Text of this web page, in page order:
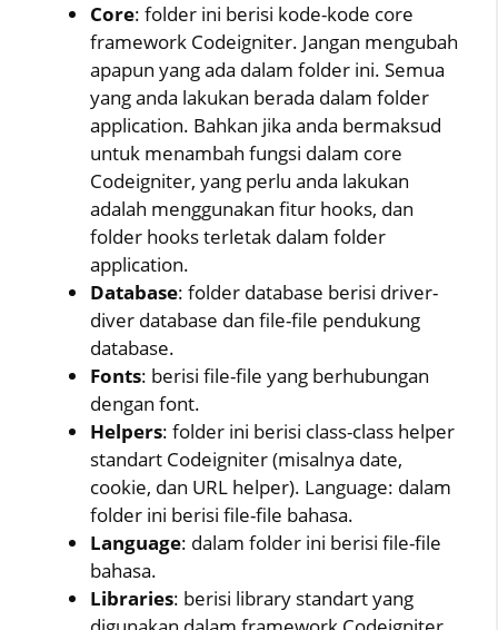
Core: folder ini berisi kode-kode core
framework Codeigniter. Jangan mengubah
apapun yang ada dalam folder ini. Semua
yang anda lakukan berada dalam folder
application. Bahkan jika anda bermaksud
untuk menambah fungsi dalam core
Codeigniter, yang perlu anda lakukan
adalah menggunakan fitur hooks, dan
folder hooks terletak dalam folder
application.
Database: folder database berisi driver-
diver database dan file-file pendukung
database.
Fonts: berisi file-file yang berhubungan
dengan font.
Helpers: folder ini berisi class-class helper
standart Codeigniter (misalnya date,
cookie, dan URL helper). Language: dalam
folder ini berisi file-file bahasa.
Language: dalam folder ini berisi file-file
bahasa.
Libraries: berisi library standart yang